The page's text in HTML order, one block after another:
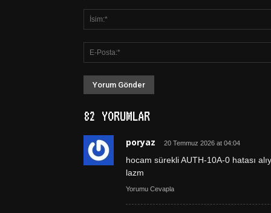
82 YORUMLAR
poryaz 20 Temmuz 2026 at 04:04
hocam sürekli AUTH-10A-0 hatası
lazm
Yorumu Cevapla